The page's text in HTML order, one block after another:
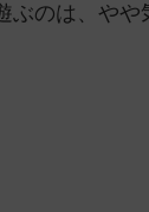
ぶのは、やや